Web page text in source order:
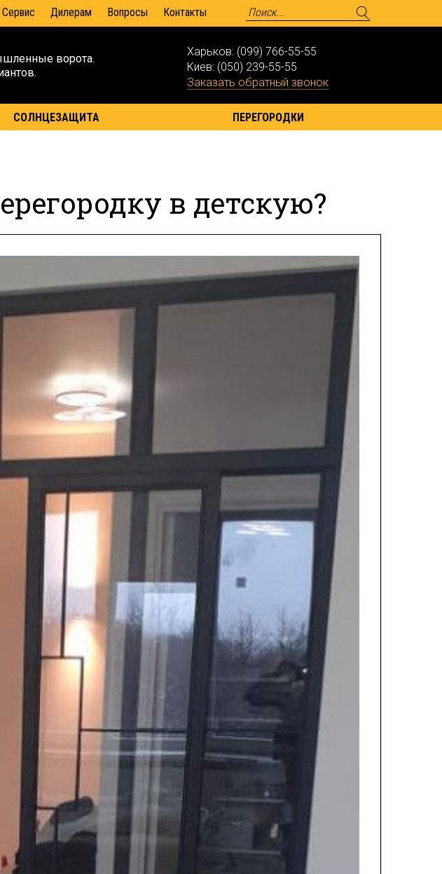
Сервис Дилерам Вопросы Контакты
ворота.
Харьков: (099) 766-55-55
Киев: (050) 239-55-55
Заказать обратный звонок
СОЛНЦЕЗАЩИТА ПЕРЕГОРОДКИ
в детскую?